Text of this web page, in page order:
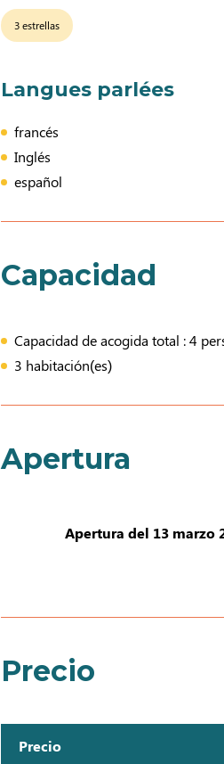
3 estrellas
Langues parlées
francés
Inglés
español
Capacidad
Capacidad de acogida total : 4
3 habitación(es)
Apertura
Apertura del 13 marzo
Precio
Precio